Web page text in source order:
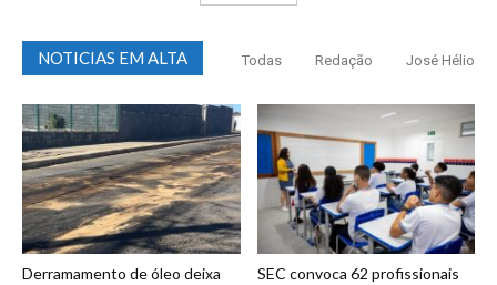
NOTICIAS EM ALTA Todas Redação José Hélio
Derramamento de óleo deixa
SEC convoca 62 profissionais